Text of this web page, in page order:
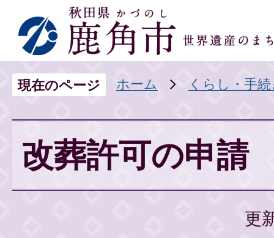
現在のページ ホーム くらし・手
改葬許可の申請
更